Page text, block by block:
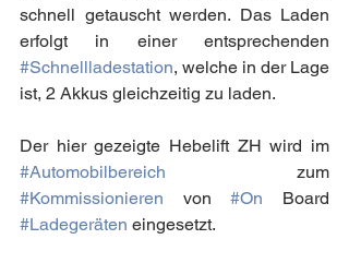
schnell getauscht werden. Das Laden
#Schnellladestation, welche in der Lage
ist, 2 Akkus gleichzeitig zu laden.
#Automobilbereich
#Kommissionieren von #On
#Ladegeräten eingesetzt.